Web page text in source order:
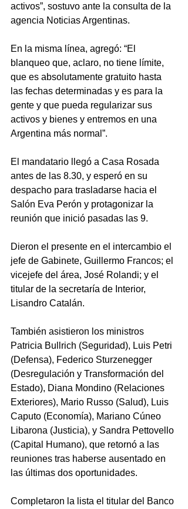
activos”, sostuvo ante la consulta de la
agencia Noticias Argentinas.
En la misma línea, agregó: “El
blanqueo que, aclaro, no tiene límite,
que es absolutamente gratuito hasta
las fechas determinadas y es para la
gente y que pueda regularizar sus
activos y bienes y entremos en una
Argentina más normal”.
El mandatario llegó a Casa Rosada
antes de las 8.30, y esperó en su
despacho para trasladarse hacia el
Salón Eva Perón y protagonizar la
reunión que inició pasadas las 9.
Dieron el presente en el intercambio el
jefe de Gabinete, Guillermo Francos; el
vicejefe del área, José Rolandi; y el
titular de la secretaría de Interior,
Lisandro Catalán.
También asistieron los ministros
Patricia Bullrich (Seguridad), Luis Petri
(Defensa), Federico Sturzenegger
(Desregulación y Transformación del
Estado), Diana Mondino (Relaciones
Exteriores), Mario Russo (Salud), Luis
Caputo (Economía), Mariano Cúneo
Libarona (Justicia), y Sandra Pettovello
(Capital Humano), que retornó a las
reuniones tras haberse ausentado en
las últimas dos oportunidades.
Completaron la lista el titular del Banco